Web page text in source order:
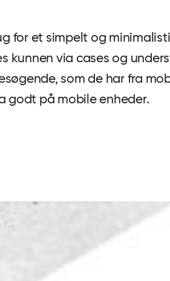
for et simpelt og
kunnen via cases og
som de har fra
godt på mobile enheder.